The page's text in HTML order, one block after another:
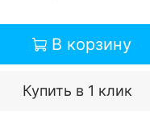
В корзину
Купить в 1 клик